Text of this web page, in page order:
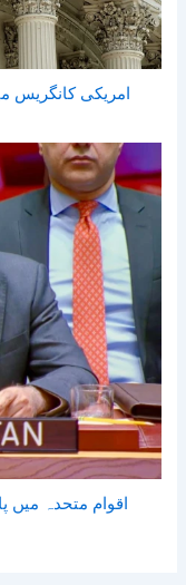
امریکی کانگریس
اقوام متحدہ میں